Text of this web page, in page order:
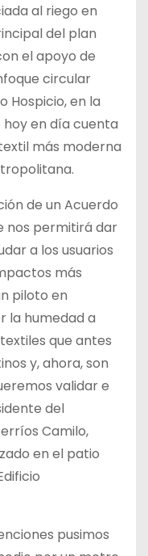
al riego en
del plan
el apoyo de
circular
Hospicio, en la
en día cuenta
más moderna
de un Acuerdo
nos permitirá dar
a los usuarios
más
piloto en
la humedad a
que antes
y, ahora, son
validar e
del
Camilo,
en el patio
pusimos